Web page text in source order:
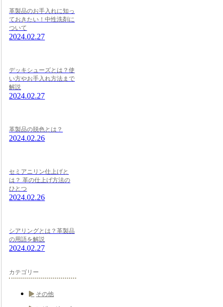
革製品のお手入れに知っ
ておきたい！中性洗剤に
ついて
2024.02.27
デッキシューズとは？使
い方やお手入れ方法まで
解説
2024.02.27
革製品の脱色とは？
2024.02.26
セミアニリン仕上げと
は？ 革の仕上げ方法の
ひとつ
2024.02.26
シアリングとは？革製品
の用語を解説
2024.02.27
カテゴリー
その他